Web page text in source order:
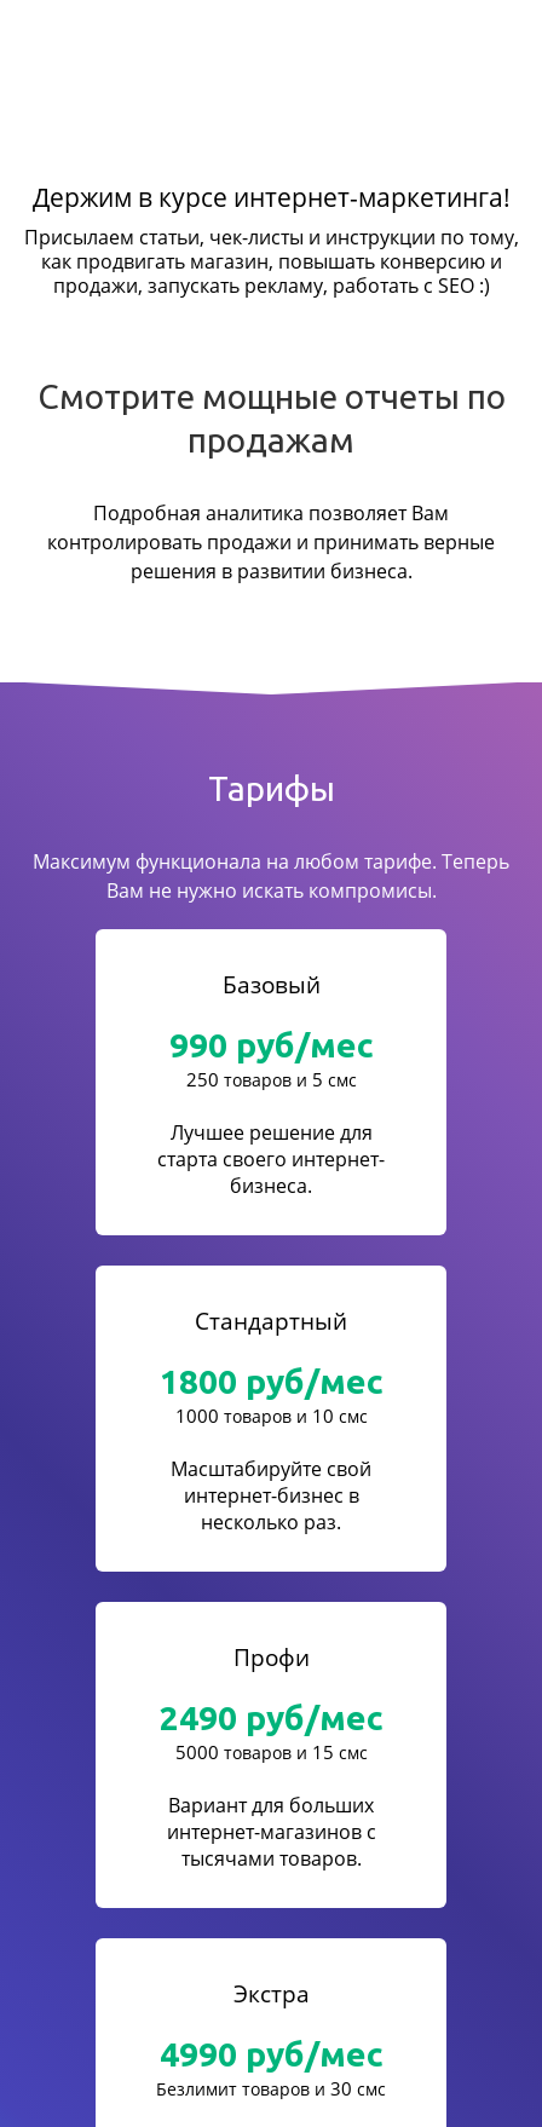
Держим в курсе интернет-маркетинга!
Присылаем статьи, чек-листы и инструкции по тому,
как продвигать магазин, повышать конверсию и
продажи, запускать рекламу, работать с SEO :)
Смотрите мощные отчеты по
продажам
Подробная аналитика позволяет Вам
контролировать продажи и принимать верные
решения в развитии бизнеса.
Тарифы
Максимум функционала на любом тарифе. Теперь
Вам не нужно искать компромисы.
Базовый
990 руб/мес
250 товаров и 5 смс
Лучшее решение для
старта своего интернет-
бизнеса.
Стандартный
1800 руб/мес
1000 товаров и 10 смс
Масштабируйте свой
интернет-бизнес в
несколько раз.
Профи
2490 руб/мес
5000 товаров и 15 смс
Вариант для больших
интернет-магазинов с
тысячами товаров.
Экстра
4990 руб/мес
Безлимит товаров и 30 смс